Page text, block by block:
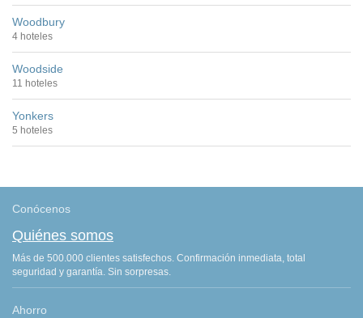
Woodbury
4 hoteles
Woodside
11 hoteles
Yonkers
5 hoteles
Conócenos
Quiénes somos
Más de 500.000 clientes satisfechos. Confirmación inmediata, total
seguridad y garantía. Sin sorpresas.
Ahorro